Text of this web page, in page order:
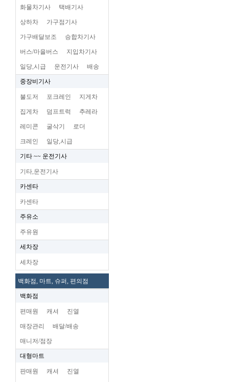
화물차기사 택배기사
상하차 가구점기사
가구배달보조 승합차기사
버스/마을버스 지입차기사
일당,시급 운전기사 배송
중장비기사
불도저 포크레인 지게차
집게차 덤프트럭 추레라
레미콘 굴삭기 로더
크레인 일당,시급
기타 ~~ 운전기사
기타,운전기사
카센타
카센타
주유소
주유원
세차장
세차장
백화점, 마트, 슈퍼, 편의점
백화점
편매원 캐셔 진열
매장관리 배달/배송
매니저/점장
대형마트
판매원 캐셔 진열